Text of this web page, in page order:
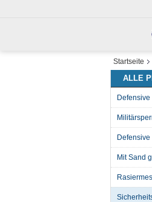
Startseite
ALLE
Defensive
Mit Sand